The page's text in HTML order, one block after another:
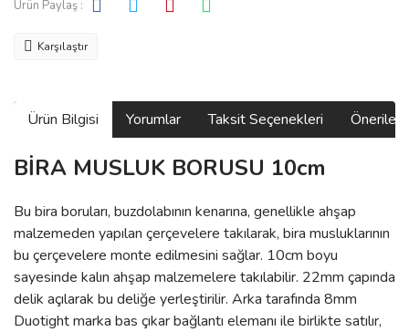
Ürün Paylaş :
Karşılaştır
Ürün Bilgisi Yorumlar Taksit Seçenekleri
BİRA MUSLUK BORUSU 10cm
Bu bira boruları, buzdolabının kenarına, genellikle ahşap
malzemeden yapılan çerçevelere takılarak, bira musluklarının
bu çerçevelere monte edilmesini sağlar. 10cm boyu
sayesinde kalın ahşap malzemelere takılabilir. 22mm çapında
delik açılarak bu deliğe yerleştirilir. Arka tarafında 8mm
Duotight marka bas çıkar bağlantı elemanı ile birlikte satılır,